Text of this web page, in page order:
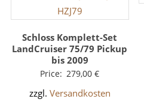
Schloss Komplett-Set
LandCruiser 75/79 Pickup
bis 2009
Price: 279,00€
zzgl. Versandkosten